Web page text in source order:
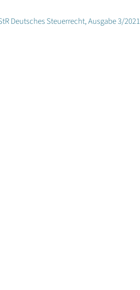
Deutsches Steuerrecht, Ausgabe 3/2021